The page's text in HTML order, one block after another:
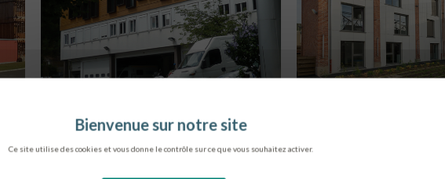
Ce site utilise des cookies et vous donne le contrôle sur ce que vous souhaitez activer.